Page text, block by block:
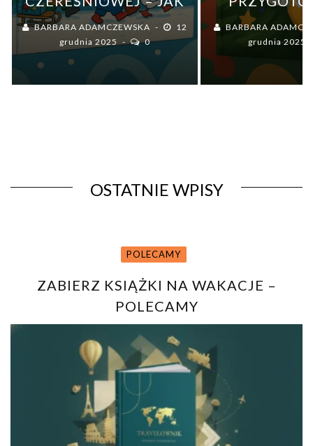
PUCIEM – RECENZJA
KSIĄŻKI PUCIO
URZĄDZA WIGILIĘ
BARBARA ADAMCZEWSKA
6
grudnia 2025
0
NAWYKI,
NAPRAWDĘ
Z TOBĄ NA
OSTATNIE WPISY
POLECAMY
ZABIERZ KSIĄŻKI NA WAKACJE –
POLECAMY